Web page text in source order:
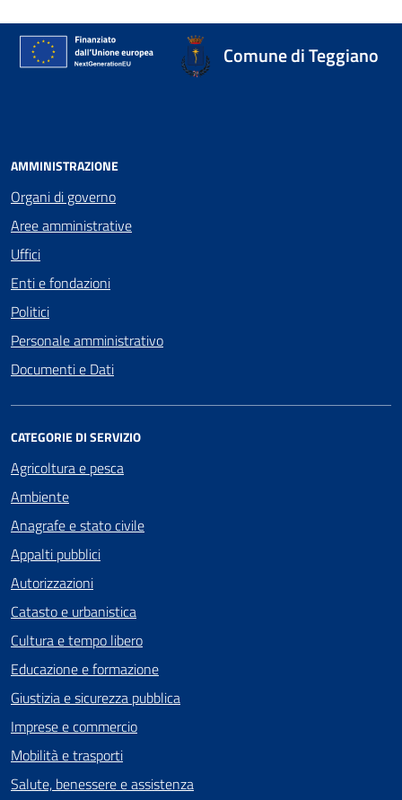
Comune di Teggiano
AMMINISTRAZIONE
Organi di governo
Aree amministrative
Uffici
Enti e fondazioni
Politici
Personale amministrativo
Documenti e Dati
CATEGORIE DI SERVIZIO
Agricoltura e pesca
Ambiente
Anagrafe e stato civile
Appalti pubblici
Autorizzazioni
Catasto e urbanistica
Cultura e tempo libero
Educazione e formazione
Giustizia e sicurezza pubblica
Imprese e commercio
Mobilità e trasporti
Salute, benessere e assistenza